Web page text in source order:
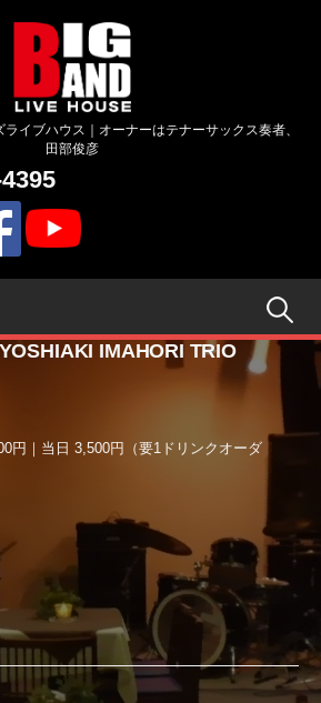
イブハウス｜オーナーはテナーサックス奏者、
田部俊彦
検
索:
IMAHORI TRIO
円｜当日 3,500円（要1ドリンクオーダ